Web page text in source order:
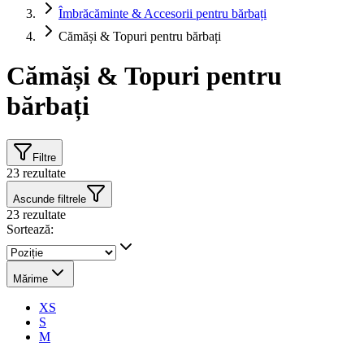
Îmbrăcăminte & Accesorii pentru bărbați
Cămăși & Topuri pentru bărbați
Cămăși & Topuri pentru
bărbați
Filtre
23 rezultate
Ascunde filtrele
23 rezultate
Sortează:
Mărime
XS
S
M